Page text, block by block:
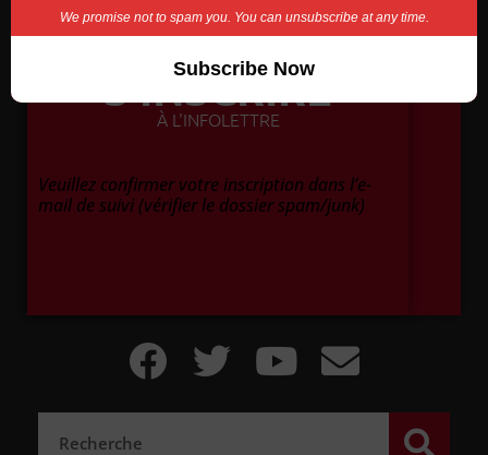
S'INSCRIRE
À L'INFOLETTRE
Veuillez confirmer votre inscription dans l’e-
mail de suivi (vérifier le dossier spam/junk)
We promise not to spam you. You can unsubscribe at any time.